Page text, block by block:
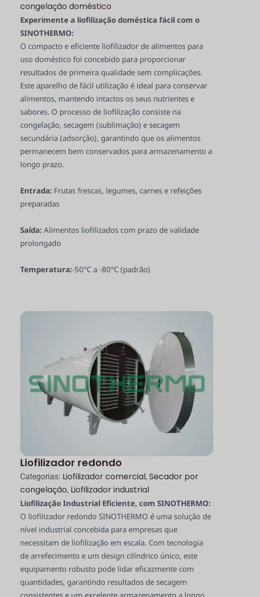
congelação doméstico
Experimente a liofilização doméstica fácil com o
SINOTHERMO:
O compacto e eficiente liofilizador de alimentos para
uso doméstico foi concebido para proporcionar
resultados de primeira qualidade sem complicações.
Este aparelho de fácil utilização é ideal para conservar
alimentos, mantendo intactos os seus nutrientes e
sabores. O processo de liofilização consiste na
congelação, secagem (sublimação) e secagem
secundária (adsorção), garantindo que os alimentos
permanecem bem conservados para armazenamento a
longo prazo.
Entrada: Frutas frescas, legumes, carnes e refeições
preparadas
Saída: Alimentos liofilizados com prazo de validade
prolongado
Temperatura:-50°C a -80°C (padrão)
Liofilizador redondo
Categorias: Liofilizador comercial, Secador por
congelação, Liofilizador industrial
Liofilização Industrial Eficiente, com SINOTHERMO:
O liofilizador redondo SINOTHERMO é uma solução de
nível industrial concebida para empresas que
necessitam de liofilização em escala. Com tecnologia
de arrefecimento e um design cilíndrico único, este
equipamento robusto pode lidar eficazmente com
quantidades, garantindo resultados de secagem